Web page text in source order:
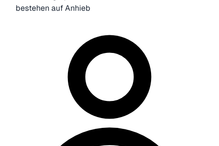
bestehen auf Anhieb